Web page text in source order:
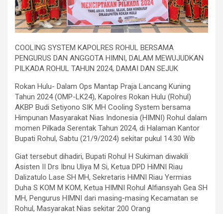
COOLING SYSTEM KAPOLRES ROHUL BERSAMA
PENGURUS DAN ANGGOTA HIMNI, DALAM MEWUJUDKAN
PILKADA ROHUL TAHUN 2024, DAMAI DAN SEJUK
Rokan Hulu- Dalam Ops Mantap Praja Lancang Kuning
Tahun 2024 (OMP-LK24), Kapolres Rokan Hulu (Rohul)
AKBP Budi Setiyono SIK MH Cooling System bersama
Himpunan Masyarakat Nias Indonesia (HIMNI) Rohul dalam
momen Pilkada Serentak Tahun 2024, di Halaman Kantor
Bupati Rohul, Sabtu (21/9/2024) sekitar pukul 14.30 Wib
Giat tersebut dihadiri, Bupati Rohul H Sukiman diwakili
Asisten II Drs Ibnu Uliya M Si, Ketua DPD HiMNI Riau
Dalizatulo Lase SH MH, Sekretaris HiMNI Riau Yermias
Duha S KOM M KOM, Ketua HIMNI Rohul Alfiansyah Gea SH
MH, Pengurus HIMNI dari masing-masing Kecamatan se
Rohul, Masyarakat Nias sekitar 200 Orang